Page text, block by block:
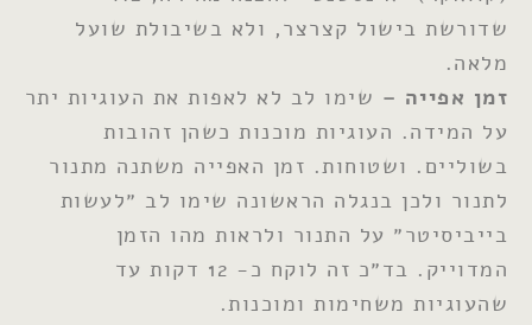
שדורשת בישול קצרצר, ולא בשיבולת שועל
מלאה.
זמן אפייה – שימו לב לא לאפות את העוגיות יתר
על המידה. העוגיות מוכנות כשהן זהובות
בשוליים. ושטוחות. זמן האפייה משתנה מתנור
לתנור ולכן בנגלה הראשונה שימו לב ״לעשות
בייביסיטר״ על התנור ולראות מהו הזמן
המדוייק. בד״כ זה לוקח כ- 12 דקות עד
שהעוגיות משחימות ומוכנות.